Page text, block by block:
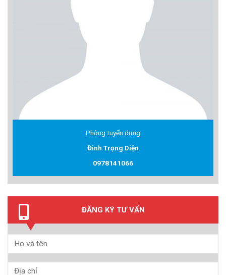
Phòng tuyển dụng
Đinh Trọng Diện
0978141066
ĐĂNG KÝ TƯ VẤN